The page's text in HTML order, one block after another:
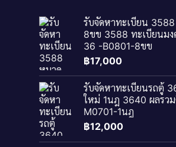
รับจัดหาทะเบียน
8ขข 3588 ทะเบียนมง
36 -B0801-8ขข
฿17,000
รับจัดหาทะเบียนรถตู้
ใหม่ 1นฎ 3640 ผลรว
M0701-1นฎ
฿12,000